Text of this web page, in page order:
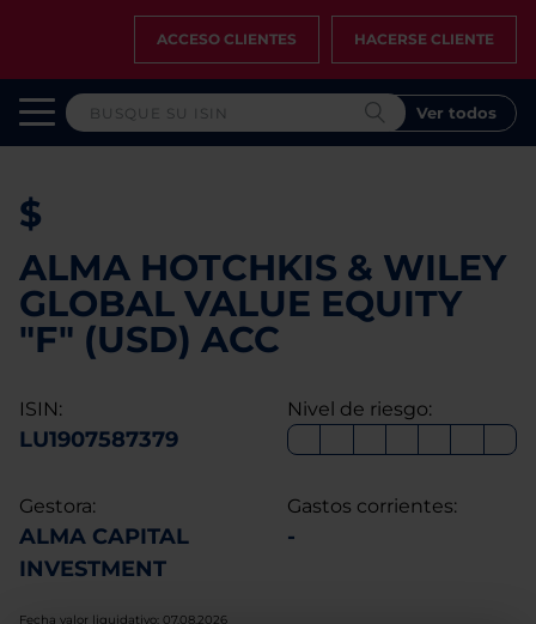
ACCESO CLIENTES HACERSE CLIENTE
Ver todos
$
ALMA HOTCHKIS & WILEY
GLOBAL VALUE EQUITY
"F" (USD) ACC
ISIN:
LU1907587379
Nivel de riesgo:
Gestora:
ALMA CAPITAL
INVESTMENT
Gastos corrientes:
-
Fecha valor liquidativo: 07.08.2026